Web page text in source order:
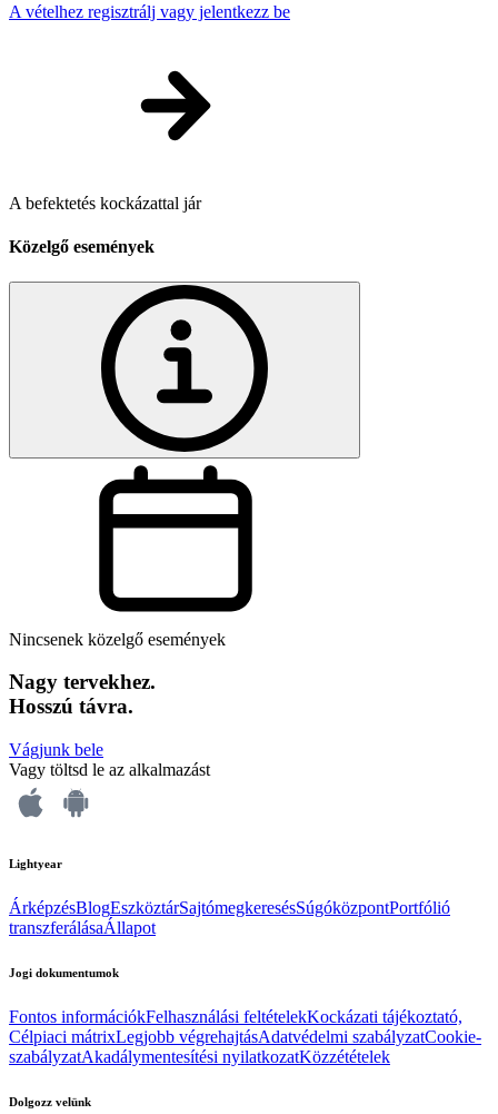
A vételhez regisztrálj vagy jelentkezz be
A befektetés kockázattal jár
Közelgő események
Nincsenek közelgő események
Nagy tervekhez.
Hosszú távra.
Vágjunk bele
Vagy töltsd le az alkalmazást
Lightyear
ÁrképzésBlogEszköztárSajtómegkeresésSúgóközpontPortfólió
transzferálásaÁllapot
Jogi dokumentumok
Fontos információkFelhasználási feltételekKockázati tájékoztató,
Célpiaci mátrixLegjobb végrehajtásAdatvédelmi szabályzatCookie-
szabályzatAkadálymentesítési nyilatkozatKözzétételek
Dolgozz velünk